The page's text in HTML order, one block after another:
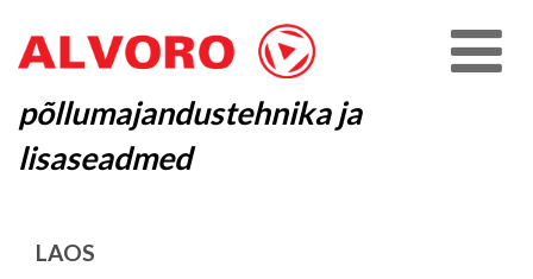
põllumajandustehnika ja
lisaseadmed
LAOS